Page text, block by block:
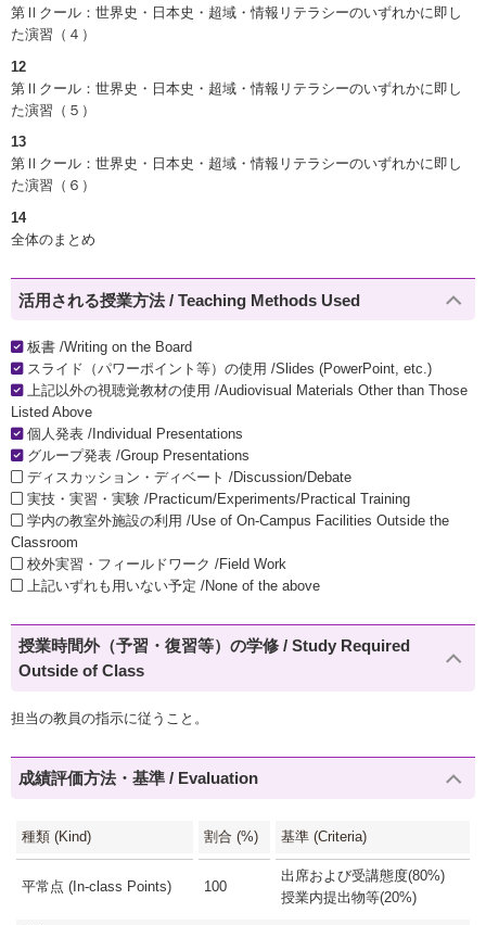
第Ⅱクール：世界史・日本史・超域・情報リテラシーのいずれかに即し
た演習（４）
12
第Ⅱクール：世界史・日本史・超域・情報リテラシーのいずれかに即し
た演習（５）
13
第Ⅱクール：世界史・日本史・超域・情報リテラシーのいずれかに即し
た演習（６）
14
全体のまとめ
活用される授業方法 / Teaching Methods Used
板書 /Writing on the Board
スライド（パワーポイント等）の使用 /Slides (PowerPoint, etc.)
上記以外の視聴覚教材の使用 /Audiovisual Materials Other than Those
Listed Above
個人発表 /Individual Presentations
グループ発表 /Group Presentations
ディスカッション・ディベート /Discussion/Debate
実技・実習・実験 /Practicum/Experiments/Practical Training
学内の教室外施設の利用 /Use of On-Campus Facilities Outside the
Classroom
校外実習・フィールドワーク /Field Work
上記いずれも用いない予定 /None of the above
授業時間外（予習・復習等）の学修 / Study Required
Outside of Class
担当の教員の指示に従うこと。
成績評価方法・基準 / Evaluation
種類 (Kind) 割合 (%) 基準 (Criteria)
平常点 (In-class Points) 100
出席および受講態度(80%)
授業内提出物等(20%)